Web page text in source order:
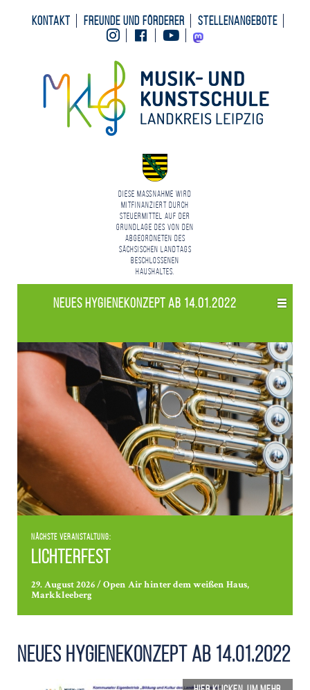
Kontakt Freunde und Förderer
Stellenangebote
InstagramFacebookYoutubeMastodon
Diese Maßnahme wird
mitfinanziert durch
Steuermittel auf der
Grundlage des von den
Abgeordneten des
Sächsischen Landtags
beschlossenen
Haushaltes.
Neues Hygienekonzept ab 14.01.2022
Nächste Veranstaltung:
Lichterfest
29. August 2026 / Open Air hinter dem weißen Haus,
Markkleeberg
Neues Hygienekonzept ab 14.01.2022